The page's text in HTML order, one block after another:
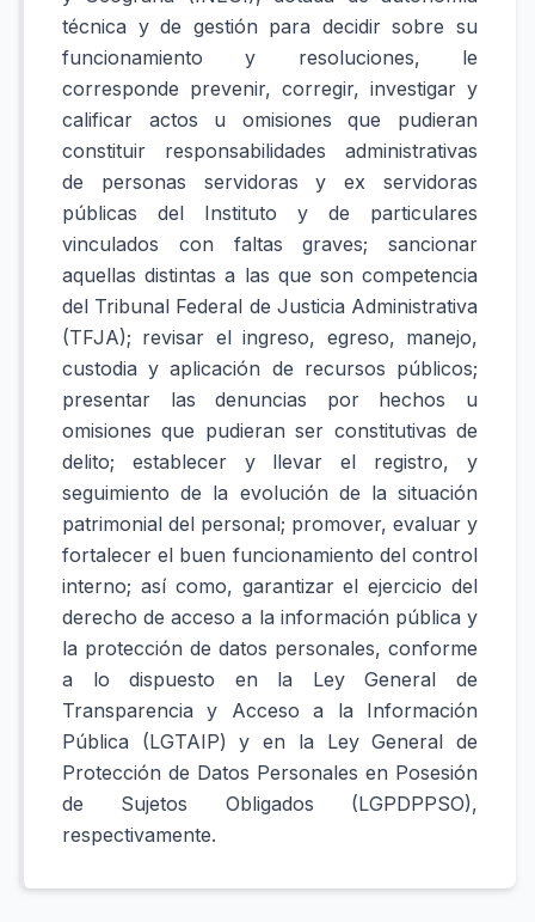
técnica y de gestión para decidir sobre su
funcionamiento y resoluciones, le
corresponde prevenir, corregir, investigar y
calificar actos u omisiones que pudieran
constituir responsabilidades administrativas
de personas servidoras y ex servidoras
públicas del Instituto y de particulares
vinculados con faltas graves; sancionar
aquellas distintas a las que son competencia
del Tribunal Federal de Justicia Administrativa
(TFJA); revisar el ingreso, egreso, manejo,
custodia y aplicación de recursos públicos;
presentar las denuncias por hechos u
omisiones que pudieran ser constitutivas de
delito; establecer y llevar el registro, y
seguimiento de la evolución de la situación
patrimonial del personal; promover, evaluar y
fortalecer el buen funcionamiento del control
interno; así como, garantizar el ejercicio del
derecho de acceso a la información pública y
la protección de datos personales, conforme
a lo dispuesto en la Ley General de
Transparencia y Acceso a la Información
Pública (LGTAIP) y en la Ley General de
Protección de Datos Personales en Posesión
de Sujetos Obligados (LGPDPPSO),
respectivamente.